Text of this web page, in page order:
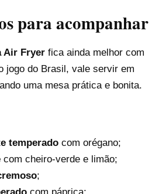
para acompanhar
Air Fryer fica ainda melhor com
jogo do Brasil, vale servir em
uma mesa prática e bonita.
temperadocom orégano;
com cheiro-verde e limão;
;